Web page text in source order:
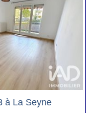
à La Seyne